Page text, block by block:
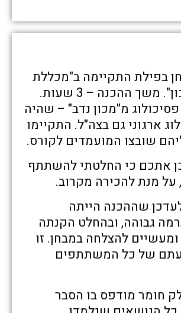
בפילת התקיימה ב"מכללת
המסלול הנכון". משך ההכנה – 3 שעות.
מ"מכון נדב" – שהיה
ארגוני גם בצה"ל. התקיימו
אתכם כי החלטתי להשתתף
על מנת להכירה מקרוב.
שההכנה הייתה
גבוהה, ובהחלט הקנתה
להצלחה במבחן. זו
של כל המשתתפים
חומר מודפס בו הסבר